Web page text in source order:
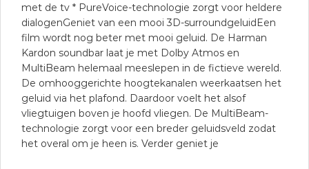
met de tv * PureVoice-technologie zorgt voor heldere
dialogenGeniet van een mooi 3D-surroundgeluidEen
film wordt nog beter met mooi geluid. De Harman
Kardon soundbar laat je met Dolby Atmos en
MultiBeam helemaal meeslepen in de fictieve wereld.
De omhooggerichte hoogtekanalen weerkaatsen het
geluid via het plafond. Daardoor voelt het alsof
vliegtuigen boven je hoofd vliegen. De MultiBeam-
technologie zorgt voor een breder geluidsveld zodat
het overal om je heen is. Verder geniet je